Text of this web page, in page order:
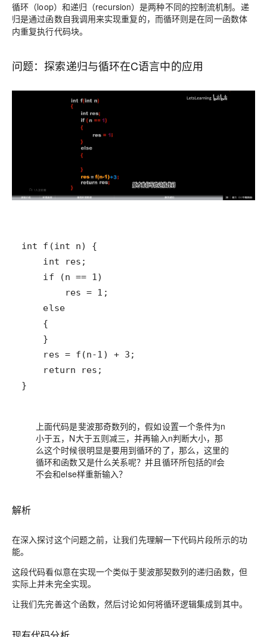
循环（loop）和递归（recursion）是两种不同的控制流机制。 递
归是通过函数自我调用来实现重复的，而循环则是在同一函数体
内重复执行代码块。
问题：探索递归与循环在C语言中的应用
    else
}
上面代码是斐波那奇数列的，假如设置一个条件为n
小于五，N大于五则减三，并再输入n判断大小，那
么这个时候很明显是要用到循环的了，那么，这里的
循环和函数又是什么关系呢？并且循环所包括的if会
不会和else样重新输入？
解析
在深入探讨这个问题之前，让我们先理解一下代码片段所示的功
能。
这段代码看似意在实现一个类似于斐波那契数列的递归函数，但
实际上并未完全实现。
让我们先完善这个函数，然后讨论如何将循环逻辑集成到其中。